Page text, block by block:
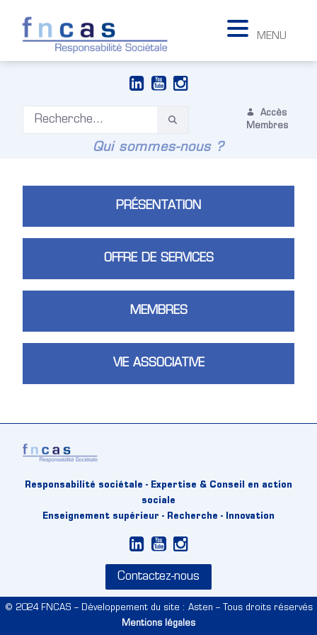
Accès
Membres
MENU
Qui sommes-nous ?
PRÉSENTATION
OFFRE DE SERVICES
MEMBRES
VIE ASSOCIATIVE
Responsabilité sociétale - Expertise & Conseil en action
sociale
Enseignement supérieur - Recherche - Innovation
Contactez-nous
© 2024 FNCAS – Développement du site : Asten – Tous droits réservés
Mentions légales